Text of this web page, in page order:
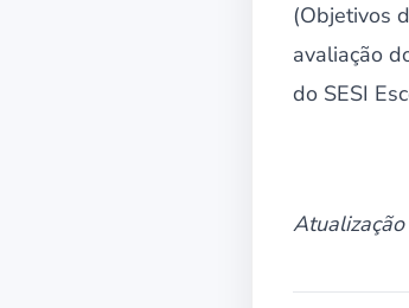
(Objetivos
avaliação
do SESI
Atualização